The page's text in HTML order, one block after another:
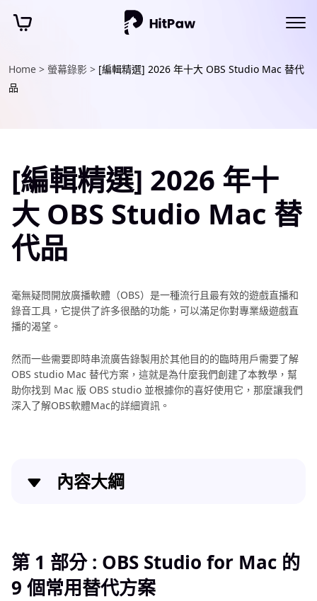
Home > 螢幕錄影 > [編輯精選] 2026 年十大 OBS Studio Mac 替代
品
[編輯精選] 2026 年十
大 OBS Studio Mac 替
代品
毫無疑問開放廣播軟體（OBS）是一種流行且最有效的遊戲直播和
錄音工具，它提供了許多很酷的功能，可以滿足你對專業級遊戲直
播的渴望。
然而一些需要即時串流廣告錄製用於其他目的的臨時用戶需要了解
OBS studio Mac 替代方案，這就是為什麼我們創建了本教學，幫
助你找到 Mac 版 OBS studio 並根據你的喜好使用它，那麼讓我們
深入了解OBS軟體Mac的詳細資訊。
內容大綱
第 2 部分 : [高度評價] 最佳性能 OBS 螢幕錄影機 Mac
替代品
第 1 部分 : OBS Studio for Mac 的
9 個常用替代方案